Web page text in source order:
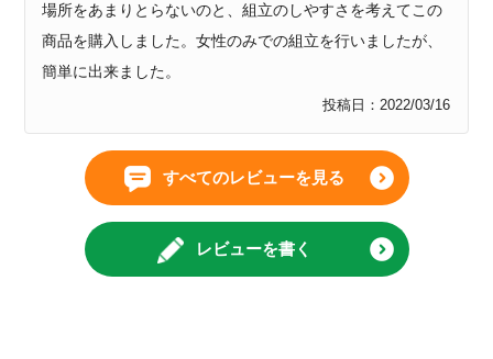
投稿日 2022/03/16
場所をあまりとらないのと、組立のしやすさを考えてこの
商品を購入しました。女性のみでの組立を行いましたが、
簡単に出来ました。
すべてのレビューを見る
レビューを書く